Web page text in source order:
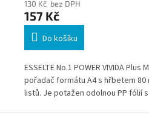
130 Kč bez DPH
157 Kč
Do košíku
ESSELTE No.1 POWER VIVIDA
pořadač formátu A4 s hřbetem 80
listů. Je potažen odolnou PP fólií